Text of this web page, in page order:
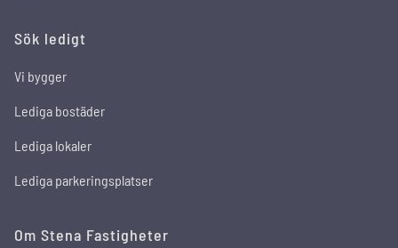
Sök ledigt
Vi bygger
Lediga bostäder
Lediga lokaler
Lediga parkeringsplatser
Om Stena Fastigheter